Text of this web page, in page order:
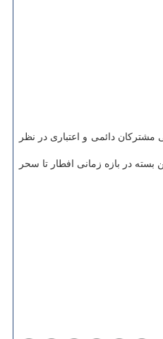
مشتركان دائمی و اعتباری در نظر
تا افطار» با حجم ۷ گیگابایت با قیمت ۷ هزار تومان و با مدت اعتبار ۷روز را خریداری كنند. این بسته در بازه زمانی افطار تا سحر